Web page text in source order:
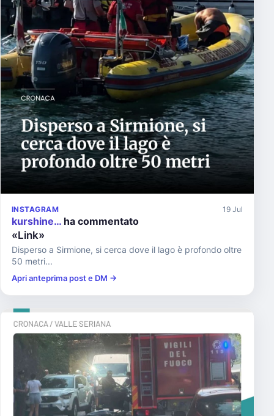
INSTAGRAM 19 Jul
kurshine… ha commentato
«Link»
Disperso a Sirmione, si cerca dove il lago è profondo oltre
50 metri...
Apri anteprima post e DM →